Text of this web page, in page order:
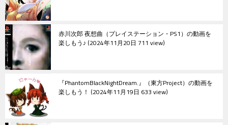
赤川次郎 夜想曲（プレイステーション・PS1）の動画を
楽しもう♪ 2024年11月20日 711 view
『PhantomBlackNightDream.』（東方Project）の動画を
楽しもう！ 2024年11月19日 633 view